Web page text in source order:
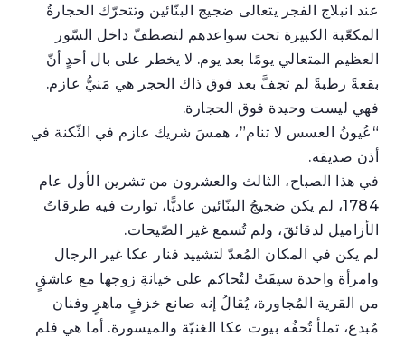
عند انبلاج الفجر يتعالى ضجيج البنّائين وتتحرّك الحجارةُ
المكعّبة الكبيرة تحت سواعدهم لتصطفّ داخل السّور
العظيم المتعالي يومًا بعد يوم. لا يخطر على بال أحدٍ أنّ
بقعةً رطبةً لم تجفَّ بعد فوق ذاك الحجر هي مَنيُّ عازم.
فهي ليست وحيدة فوق الحجارة.
“عُيونُ العسس لا تنام”، همسَ شريك عازم في الثّكنة في
أذن صديقه.
في هذا الصباح، الثالث والعشرون من تشرين الأول عام
1784، لم يكن ضجيجُ البنّائين عاديًّا، توارت فيه طرقاتُ
الأزاميل لدقائقَ، ولم تُسمع غير الصّيحات.
لم يكن في المكان المُعدّ لتشييد فنار عكا غير الرجال
وامرأة واحدة سيقَتْ لتُحاكم على خيانةِ زوجها مع عاشقٍ
من القرية المُجاورة، يُقالُ إنه صانع خزفٍ ماهرٍ وفنان
مُبدع، تملأ تُحفُه بيوت عكا الغنيّة والميسورة. أما هي فلم